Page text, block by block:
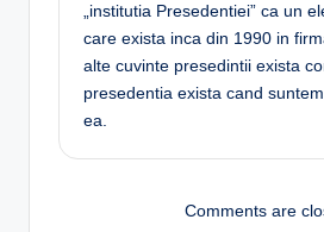
„institutia Presedentiei” ca un
care exista inca din 1990 in
alte cuvinte presedintii exista
presedentia exista cand
ea.
Comments are